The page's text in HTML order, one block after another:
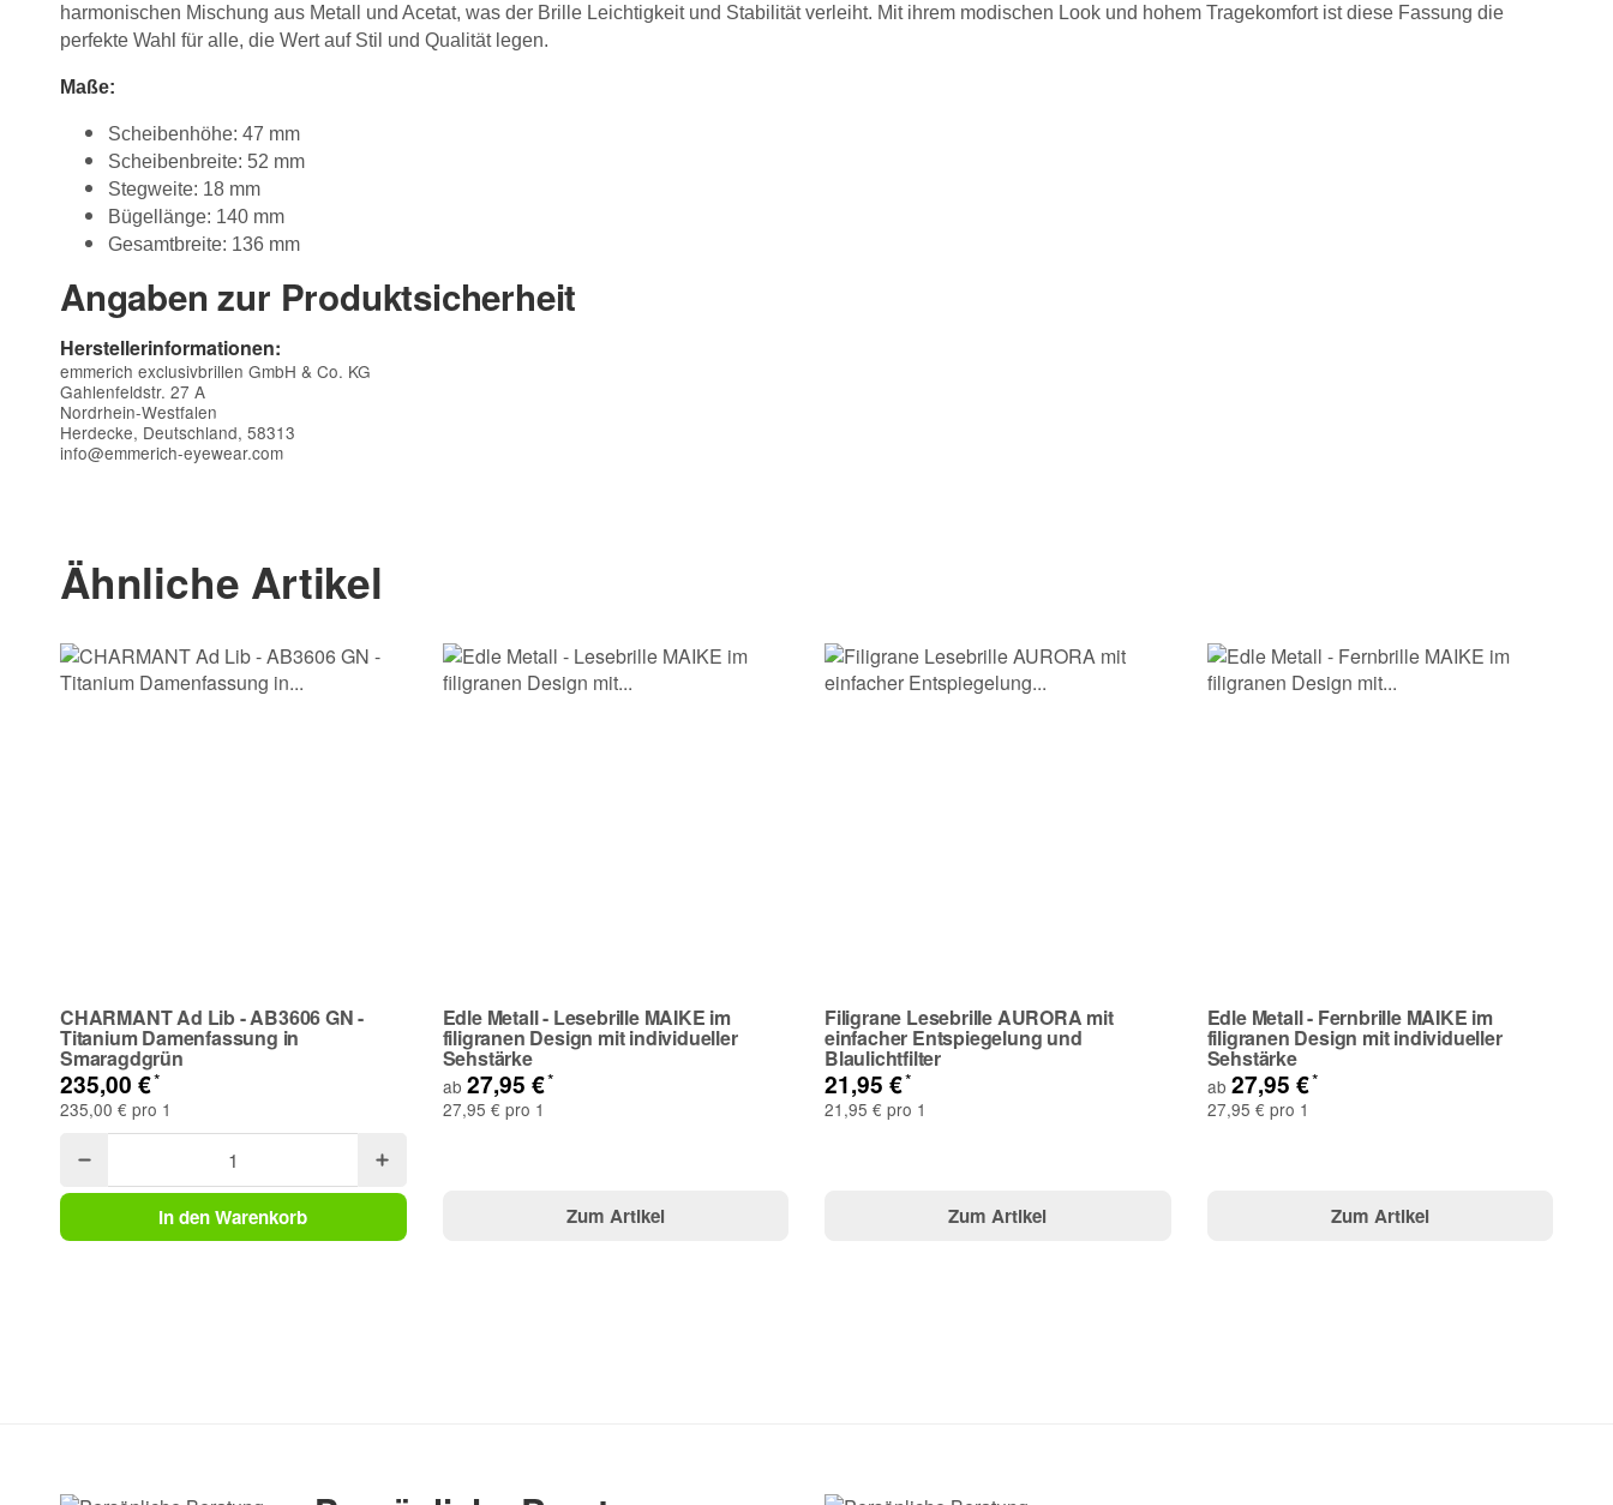
harmonischen Mischung aus Metall und Acetat, was der Brille Leichtigkeit und Stabilität verleiht. Mit ihrem modischen Look und hohem Tragekomfort ist diese Fassung die
perfekte Wahl für alle, die Wert auf Stil und Qualität legen.
Maße:
Scheibenhöhe: 47 mm
Scheibenbreite: 52 mm
Stegweite: 18 mm
Bügellänge: 140 mm
Gesamtbreite: 136 mm
Angaben zur Produktsicherheit
Herstellerinformationen:
emmerich exclusivbrillen GmbH & Co. KG
Gahlenfeldstr. 27 A
Nordrhein-Westfalen
Herdecke, Deutschland, 58313
info@emmerich-eyewear.com
E-Mail
Ähnliche Artikel
CHARMANT Ad Lib - AB3606 GN -
Titanium Damenfassung in
Smaragdgrün
235,00 €*
235,00 € pro 1
In den Warenkorb
Edle Metall - Lesebrille MAIKE im
filigranen Design mit individueller
Sehstärke
ab 27,95 €*
27,95 € pro 1
Zum Artikel
Filigrane Lesebrille AURORA mit
einfacher Entspiegelung und
Blaulichtfilter
21,95 €*
21,95 € pro 1
Zum Artikel
Edle Metall - Fernbrille MAIKE im
filigranen Design mit individueller
Sehstärke
ab 27,95 €*
27,95 € pro 1
Zum Artikel